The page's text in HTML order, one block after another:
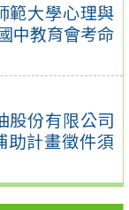
範大學心理與
中教育會考命
股份有限公司
助計畫徵件須